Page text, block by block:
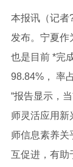
本报讯（记者
发布。宁夏作
也是目前 *完
98.84%， 率
“报告显示，
师灵活应用新
师信息素养关
互促进，有助